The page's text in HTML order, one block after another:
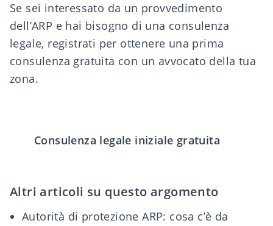
Se sei interessato da un provvedimento
dell’ARP e hai bisogno di una consulenza
legale, registrati per ottenere una prima
consulenza gratuita con un avvocato della tua
zona.
Consulenza legale iniziale gratuita
Altri articoli su questo argomento
Autorità di protezione ARP: cosa c’è da